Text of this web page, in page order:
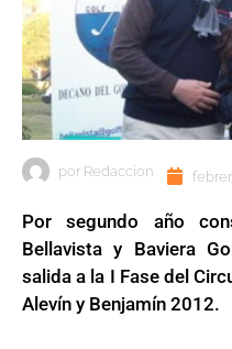
por Redaccion
Por segundo año
Bellavista y Baviera
salida a la I Fase del
Alevín y Benjamín 2012.